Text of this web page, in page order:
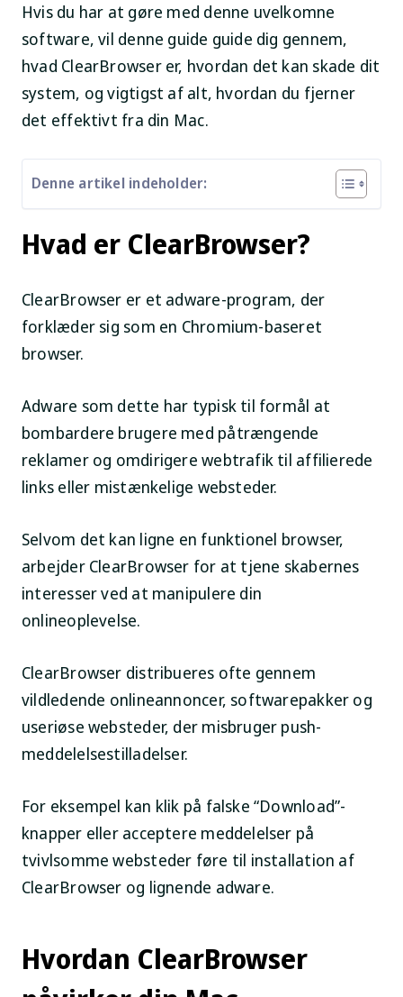
Hvis du har at gøre med denne uvelkomne
software, vil denne guide guide dig gennem,
hvad ClearBrowser er, hvordan det kan skade dit
system, og vigtigst af alt, hvordan du fjerner
det effektivt fra din Mac.
Denne artikel indeholder:
Hvad er ClearBrowser?
ClearBrowser er et adware-program, der
forklæder sig som en Chromium-baseret
browser.
Adware som dette har typisk til formål at
bombardere brugere med påtrængende
reklamer og omdirigere webtrafik til affilierede
links eller mistænkelige websteder.
Selvom det kan ligne en funktionel browser,
arbejder ClearBrowser for at tjene skabernes
interesser ved at manipulere din
onlineoplevelse.
ClearBrowser distribueres ofte gennem
vildledende onlineannoncer, softwarepakker og
useriøse websteder, der misbruger push-
meddelelsestilladelser.
For eksempel kan klik på falske “Download”-
knapper eller acceptere meddelelser på
tvivlsomme websteder føre til installation af
ClearBrowser og lignende adware.
Hvordan ClearBrowser